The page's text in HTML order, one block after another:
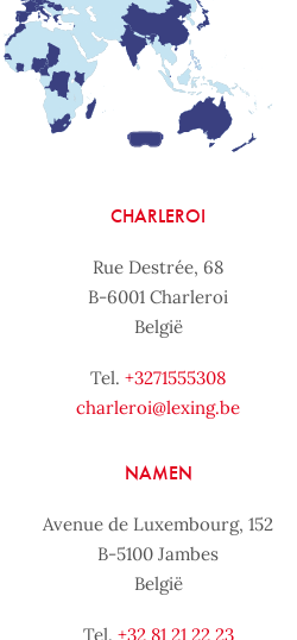
CHARLEROI
Rue Destrée, 68
B-6001 Charleroi
België
Tel. +3271555308
charleroi@lexing.be
NAMEN
Avenue de Luxembourg, 152
B-5100 Jambes
België
Tel. +32 81 21 22 23